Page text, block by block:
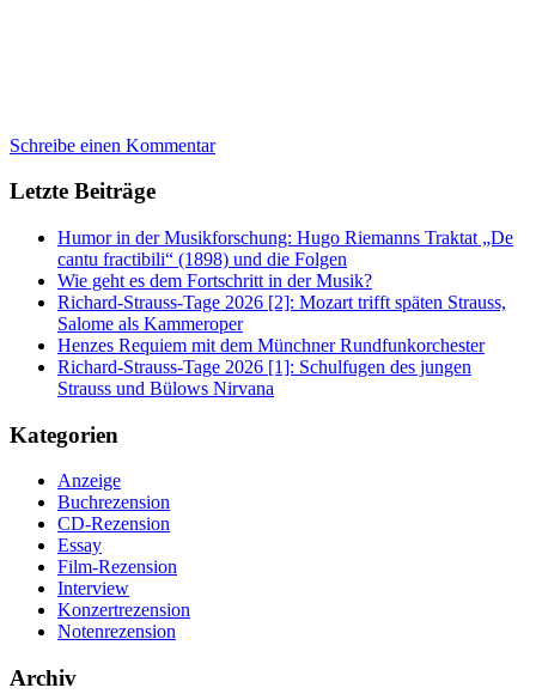
Schreibe einen Kommentar
Letzte Beiträge
Humor in der Musikforschung: Hugo Riemanns Traktat „De
cantu fractibili“ (1898) und die Folgen
Wie geht es dem Fortschritt in der Musik?
Richard-Strauss-Tage 2026 [2]: Mozart trifft späten Strauss,
Salome als Kammeroper
Henzes Requiem mit dem Münchner Rundfunkorchester
Richard-Strauss-Tage 2026 [1]: Schulfugen des jungen
Strauss und Bülows Nirvana
Kategorien
Anzeige
Buchrezension
CD-Rezension
Essay
Film-Rezension
Interview
Konzertrezension
Notenrezension
Archiv